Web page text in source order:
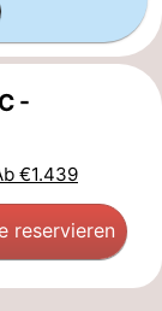
-
€1.439
reservieren